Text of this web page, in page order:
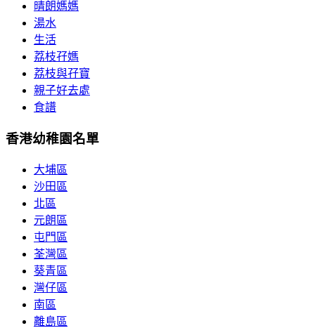
晴朗媽媽
湯水
生活
荔枝孖媽
荔枝與孖寶
親子好去處
食譜
香港幼稚園名單
大埔區
沙田區
北區
元朗區
屯門區
荃灣區
葵青區
灣仔區
南區
離島區